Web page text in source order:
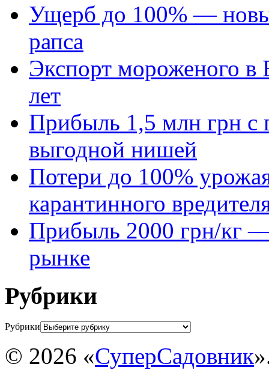
Ущерб до 100% —
рапса
Экспорт мороженого в
лет
Прибыль 1,5 млн грн с
выгодной нишей
Потери до 100%
карантинного
Прибыль 2000 грн/кг —
рынке
Рубрики
Рубрики
© 2026 «СуперСадовник